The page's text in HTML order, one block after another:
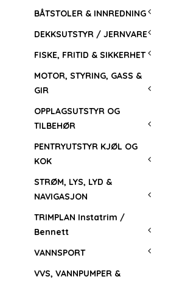
BÅTSTOLER & INNREDNING
DEKKSUTSTYR / JERNVARE
FISKE, FRITID & SIKKERHET
MOTOR, STYRING, GASS &
GIR
OPPLAGSUTSTYR OG
TILBEHØR
PENTRYUTSTYR KJØL OG
KOK
STRØM, LYS, LYD &
NAVIGASJON
TRIMPLAN Instatrim /
Bennett
VANNSPORT
VVS, VANNPUMPER &